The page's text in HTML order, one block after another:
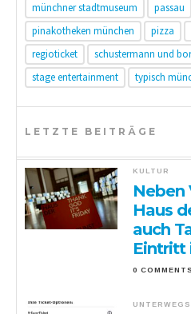
münchner stadtmuseum
passau
pinakotheken münchen
pizza
regioticket
schustermann und
stage entertainment
typisch
LETZTE BEITRÄGE
KULTUR
Neben
Haus
auch
Eintritt
0 COMMENTS
UNTERWEGS